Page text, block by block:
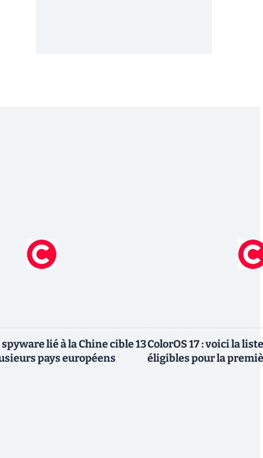
lié à la Chine cible 13
pays européens
ColorOS 17 : voici la
éligibles pour la